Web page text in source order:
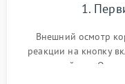
1.
Внешний осмотр
реакции на кнопку
устройства.
лабораторного